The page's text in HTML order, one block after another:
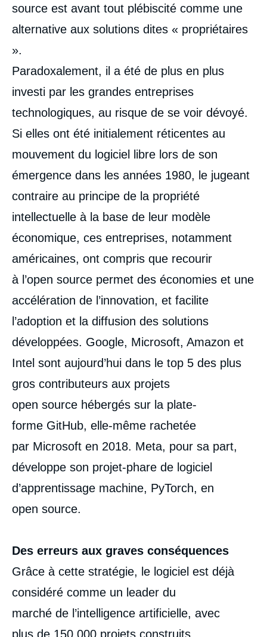
source est avant tout plébiscité comme une
alternative aux solutions dites « propriétaires
».
Paradoxalement, il a été de plus en plus
investi par les grandes entreprises
technologiques, au risque de se voir dévoyé.
Si elles ont été initialement réticentes au
mouvement du logiciel libre lors de son
émergence dans les années 1980, le jugeant
contraire au principe de la propriété
intellectuelle à la base de leur modèle
économique, ces entreprises, notamment
américaines, ont compris que recourir
à l’open source permet des économies et une
accélération de l’innovation, et facilite
l’adoption et la diffusion des solutions
développées. Google, Microsoft, Amazon et
Intel sont aujourd’hui dans le top 5 des plus
gros contributeurs aux projets
open source hébergés sur la plate-
forme GitHub, elle-même rachetée
par Microsoft en 2018. Meta, pour sa part,
développe son projet-phare de logiciel
d’apprentissage machine, PyTorch, en
open source.
Des erreurs aux graves conséquences
Grâce à cette stratégie, le logiciel est déjà
considéré comme un leader du
marché de l’intelligence artificielle, avec
plus de 150 000 projets construits